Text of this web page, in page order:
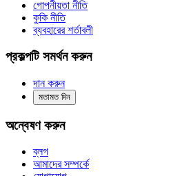
গোপনীয়তা নীতি
কুকি নীতি
ব্যবহারের শর্তাবলী
প্রকল্পটি সমর্থন করুন
দান করুন
মতামত দিন
অন্বেষণ করুন
ব্লগ
আমাদের সম্পর্কে